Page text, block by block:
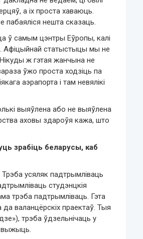
а іх проста хаваюць.
пабаяліся нешта сказаць.
ў самым цэнтры Еўропы, калі
Афіцыйнай статыстыцы мы не
ж гэтая жанчына не
ўжо проста ходзіць па
аэрапорта і там невялікі
выяўлена або не выяўлена
аховы здароўя кажа, што
зрабіць беларусы, каб
усяляк падтрымліваць
студэнцкія
трэба падтрымліваць. Гэта
валанцёрскіх праектаў. Тыя
трэба ўдзельнічаць у
выжыць.